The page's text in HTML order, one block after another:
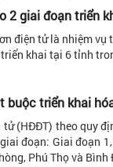
2 giai đoạn triển
điện tử là nhiệm
khai tại 6 tỉnh
buộc triển khai
(HĐĐT) theo quy
đoạn: Giai đoạn
Phú Thọ và Bình